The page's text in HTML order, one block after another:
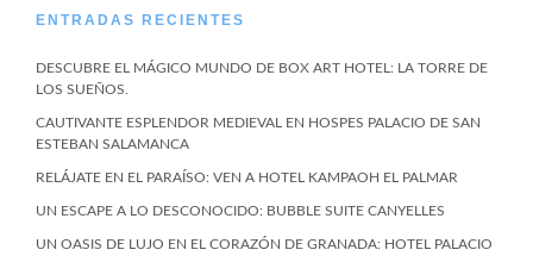
ENTRADAS RECIENTES
DESCUBRE EL MÁGICO MUNDO DE BOX ART HOTEL: LA TORRE DE
LOS SUEÑOS.
CAUTIVANTE ESPLENDOR MEDIEVAL EN HOSPES PALACIO DE SAN
ESTEBAN SALAMANCA
RELÁJATE EN EL PARAÍSO: VEN A HOTEL KAMPAOH EL PALMAR
UN ESCAPE A LO DESCONOCIDO: BUBBLE SUITE CANYELLES
UN OASIS DE LUJO EN EL CORAZÓN DE GRANADA: HOTEL PALACIO